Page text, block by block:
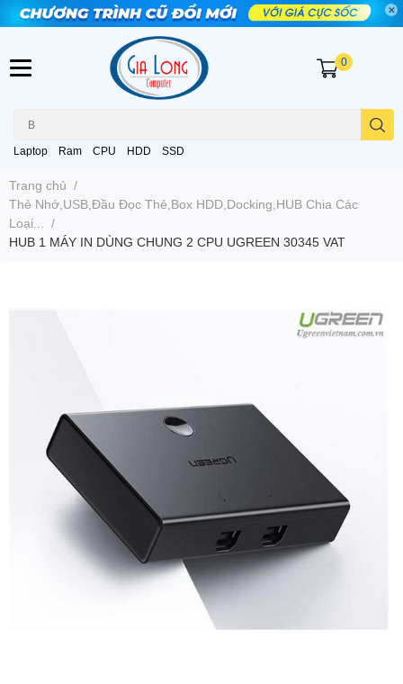
Laptop Ram CPU HDD SSD
0
Trang chủ /
Thẻ Nhớ,USB,Đầu Đọc Thẻ,Box HDD,Docking,HUB Chia Các
Loại... /
HUB 1 MÁY IN DÙNG CHUNG 2 CPU UGREEN 30345 VAT